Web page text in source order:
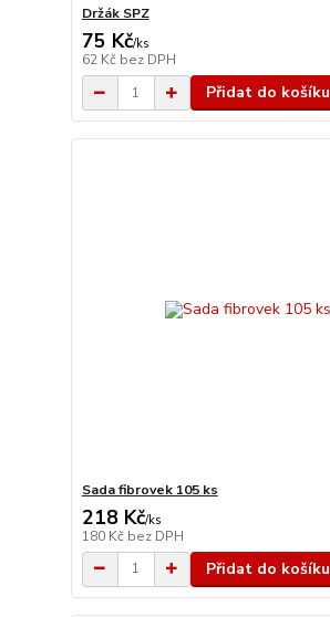
Držák SPZ
75 Kč/ks
62 Kč bez DPH
Přidat do košíku
Sada fibrovek 105 ks
218 Kč/ks
180 Kč bez DPH
Přidat do košíku